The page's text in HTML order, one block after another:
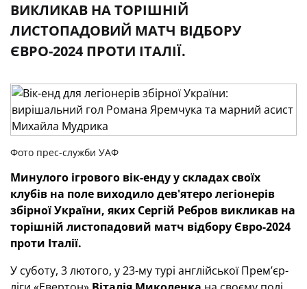
ВИКЛИКАВ НА ТОРІШНІЙ
ЛИСТОПАДОВИЙ МАТЧ ВІДБОРУ
ЄВРО-2024 ПРОТИ ІТАЛІЇ.
Фото прес-служби УАФ
Минулого ігрового вік-енду у складах своїх
клубів на поле виходило дев'ятеро легіонерів
збірної України, яких Сергій Ребров викликав на
торішній листопадовий матч відбору Євро-2024
проти Італії.
У суботу, 3 лютого, у 23-му турі англійської Прем’єр-